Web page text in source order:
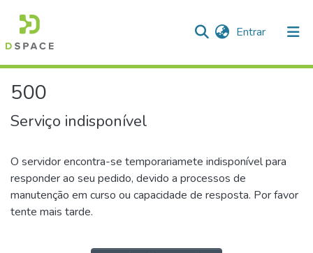
Entrar(current)
500
Serviço indisponível
O servidor encontra-se temporariamete indisponível para
responder ao seu pedido, devido a processos de
manutenção em curso ou capacidade de resposta. Por favor
tente mais tarde.